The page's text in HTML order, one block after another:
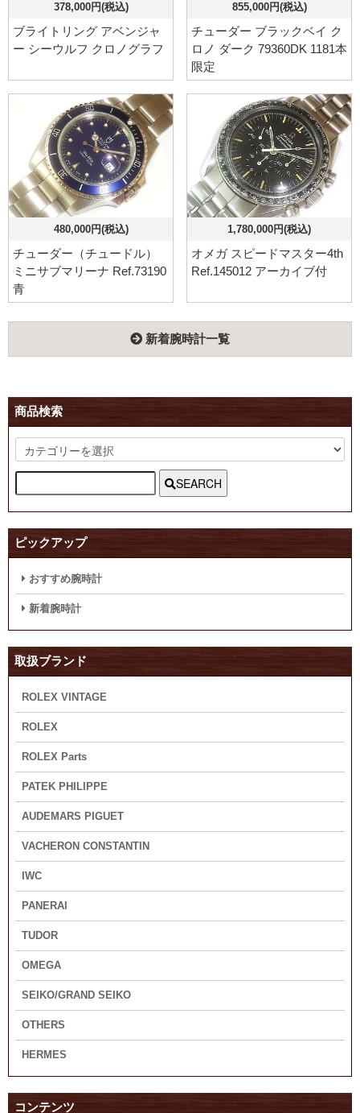
378,000円(税込)
ブライトリング アベンジャ
ー シーウルフ クロノグラフ
855,000円(税込)
チューダー ブラックベイ ク
ロノ ダーク 79360DK 1181本
限定
480,000円(税込)
チューダー（チュードル）
ミニサブマリーナ Ref.73190
青
1,780,000円(税込)
オメガ スピードマスター4th
Ref.145012 アーカイブ付
新着腕時計一覧
商品検索
SEARCH
ピックアップ
おすすめ腕時計
新着腕時計
取扱ブランド
ROLEX VINTAGE
ROLEX
ROLEX Parts
PATEK PHILIPPE
AUDEMARS PIGUET
VACHERON CONSTANTIN
IWC
PANERAI
TUDOR
OMEGA
SEIKO/GRAND SEIKO
OTHERS
HERMES
コンテンツ